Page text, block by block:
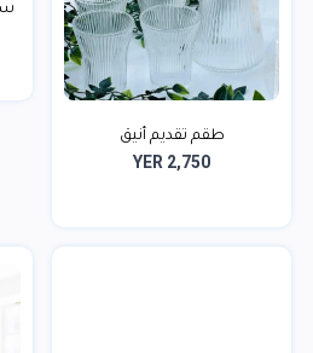
طقم تقديم أنيق
YER 2,750